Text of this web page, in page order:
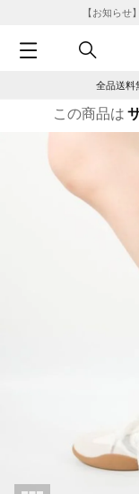
【お知らせ
全品送料
この商品は